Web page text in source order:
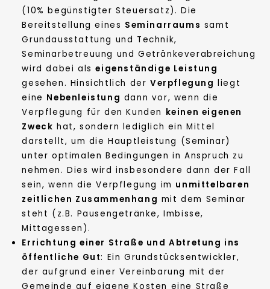
(10% begünstigter Steuersatz). Die
Bereitstellung eines Seminarraums samt
Grundausstattung und Technik,
Seminarbetreuung und Getränkeverabreichung
wird dabei alseigenständige Leistung
gesehen. Hinsichtlich der Verpflegung liegt
eine Nebenleistung dann vor, wenn die
Verpflegung für den Kunden keinen eigenen
Zweck hat, sondern lediglich ein Mittel
darstellt, um die Hauptleistung (Seminar)
unter optimalen Bedingungen in Anspruch zu
nehmen. Dies wird insbesondere dann der Fall
sein, wenn die Verpflegung im unmittelbaren
zeitlichen Zusammenhang mit dem Seminar
steht (z.B. Pausengetränke, Imbisse,
Mittagessen).
Errichtung einer Straße und Abtretung ins
öffentliche Gut: Ein Grundstücksentwickler,
der aufgrund einer Vereinbarung mit der
Gemeinde auf eigene Kosten eine Straße